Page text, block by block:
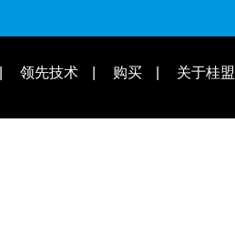
关于桂盟
购买
领先技术 常见问题